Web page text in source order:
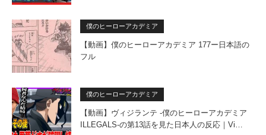
僕のヒーローアカデミア
【動画】僕のヒーローアカデミア 177ー日本語の
フル
僕のヒーローアカデミア
【動画】ヴィジランテ -僕のヒーローアカデミア
ILLEGALS-の第13話を見た日本人の反応｜Vi…